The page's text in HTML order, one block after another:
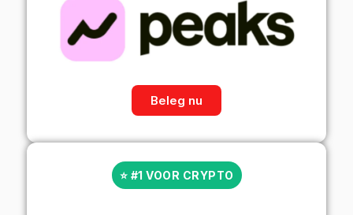
Beleg nu
⭐ #1 VOOR CRYPTO